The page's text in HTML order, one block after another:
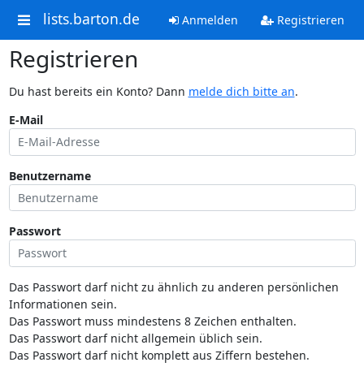
lists.barton.de Anmelden Registrieren
Registrieren
Du hast bereits ein Konto? Dann melde dich bitte an.
E-Mail
Benutzername
Passwort
Das Passwort darf nicht zu ähnlich zu anderen persönlichen
Informationen sein.
Das Passwort muss mindestens 8 Zeichen enthalten.
Das Passwort darf nicht allgemein üblich sein.
Das Passwort darf nicht komplett aus Ziffern bestehen.